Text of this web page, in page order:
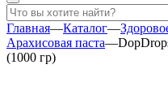
Главная—Каталог—
Арахисовая паста—
(1000 гр)